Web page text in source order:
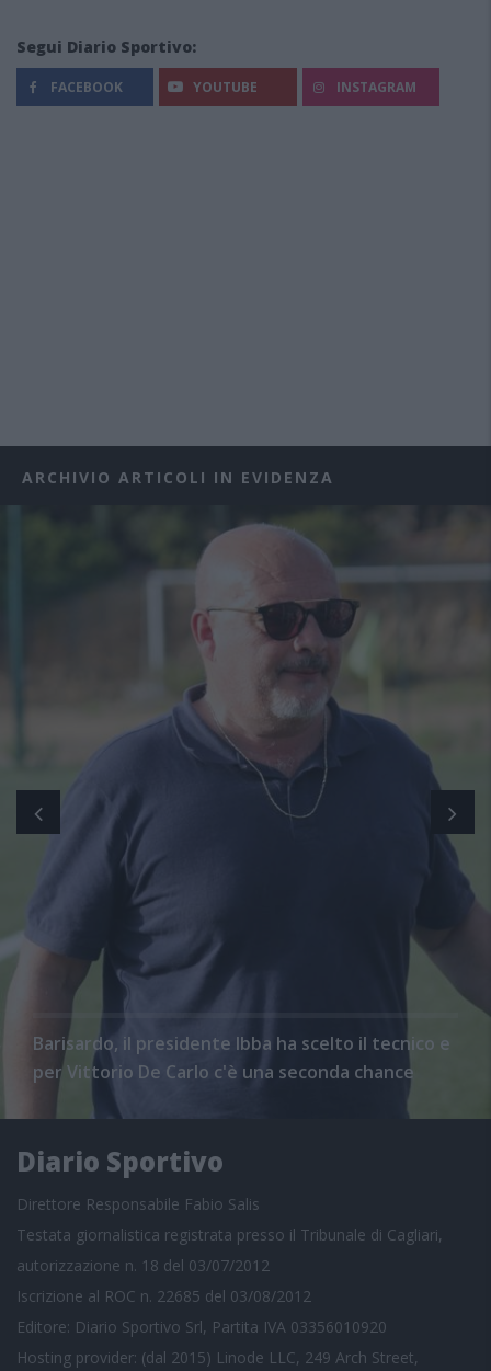
Segui Diario Sportivo:
FACEBOOK YOUTUBE INSTAGRAM
ARCHIVIO ARTICOLI IN EVIDENZA
Barisardo, il presidente Ibba ha scelto il tecnico e
per Vittorio De Carlo c'è una seconda chance
Diario Sportivo
Direttore Responsabile Fabio Salis
Testata giornalistica registrata presso il Tribunale di Cagliari,
autorizzazione n. 18 del 03/07/2012
Iscrizione al ROC n. 22685 del 03/08/2012
Editore: Diario Sportivo Srl, Partita IVA 03356010920
Hosting provider: (dal 2015) Linode LLC, 249 Arch Street,